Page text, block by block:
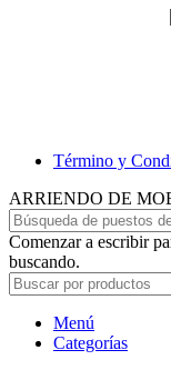
Término y
ARRIENDO DE
Comenzar a escribir
buscando.
Menú
Categorías